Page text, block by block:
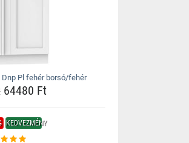
Dnp Pl fehér borsó/fehér
64480 Ft
KEDVEZMÉNY